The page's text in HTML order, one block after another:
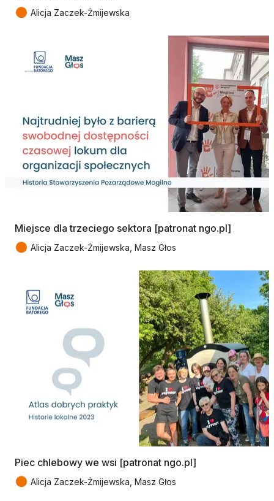
● Alicja Zaczek-Żmijewska
Miejsce dla trzeciego sektora [patronat ngo.pl]
● Alicja Zaczek-Żmijewska, Masz Głos
Piec chlebowy we wsi [patronat ngo.pl]
● Alicja Zaczek-Żmijewska, Masz Głos